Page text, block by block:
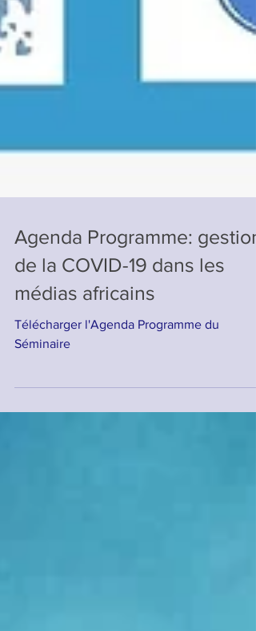
Agenda Programme: gestion
de la COVID-19 dans les
médias africains
Télécharger l'Agenda Programme du